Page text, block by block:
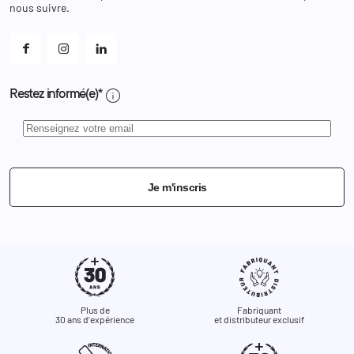
Et les cookies ?
nous suivre.
Restez informé(e)* info
Je m'inscris
Plus de
30 ans d'expérience
Fabriquant
et distributeur exclusif